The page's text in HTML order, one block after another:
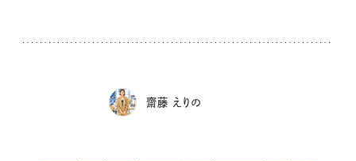
齋藤 えりの